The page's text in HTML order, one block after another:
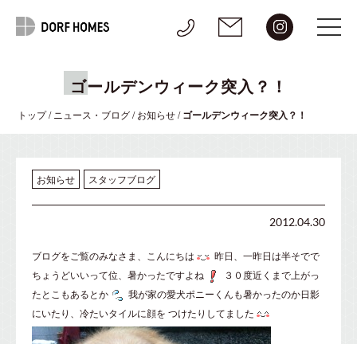
ゴールデンウィーク突入？！
トップ/ ニュース・ブログ/お知らせ/ゴールデンウィーク突入？！
お知らせ スタッフブログ
2012.04.30
ブログをご覧のみなさま、こんにちは
昨日、一昨日は半そでで
ちょうどいいって位、暑かったですよね
３０度近くまで上がっ
たとこもあるとか
我が家の愛犬ポニーくんも暑かったのか日影
にいたり、冷たいタイルに顔を つけたりしてました